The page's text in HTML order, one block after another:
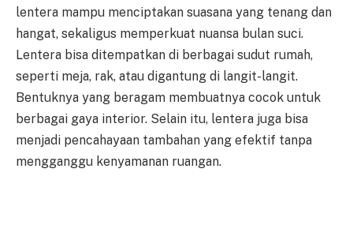
lentera mampu menciptakan suasana yang tenang dan
hangat, sekaligus memperkuat nuansa bulan suci.
Lentera bisa ditempatkan di berbagai sudut rumah,
seperti meja, rak, atau digantung di langit-langit.
Bentuknya yang beragam membuatnya cocok untuk
berbagai gaya interior. Selain itu, lentera juga bisa
menjadi pencahayaan tambahan yang efektif tanpa
mengganggu kenyamanan ruangan.